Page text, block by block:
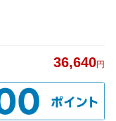
36,640円